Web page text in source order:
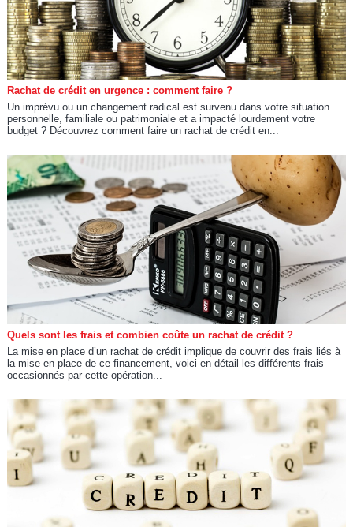
Rachat de crédit en urgence : comment faire ?
Un imprévu ou un changement radical est survenu dans votre situation
personnelle, familiale ou patrimoniale et a impacté lourdement votre
budget ? Découvrez comment faire un rachat de crédit en...
Quels sont les frais et combien coûte un rachat de crédit ?
La mise en place d’un rachat de crédit implique de couvrir des frais liés à
la mise en place de ce financement, voici en détail les différents frais
occasionnés par cette opération...